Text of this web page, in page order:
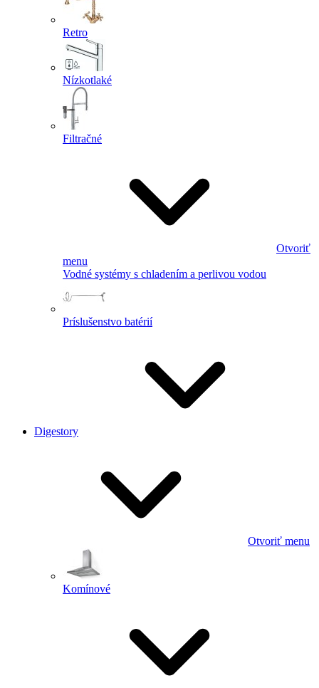
Retro
Nízkotlaké
Filtračné
Otvoriť
menu
Vodné systémy s chladením a perlivou vodou
Príslušenstvo batérií
Digestory
Otvoriť menu
Komínové